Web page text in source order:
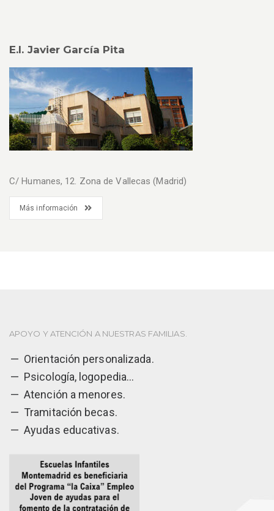
E.I. Javier García Pita
C/ Humanes, 12. Zona de Vallecas (Madrid)
Más información
APOYO Y ATENCIÓN A NUESTRAS FAMILIAS.
Orientación personalizada.
Psicología, logopedia...
Atención a menores.
Tramitación becas.
Ayudas educativas.